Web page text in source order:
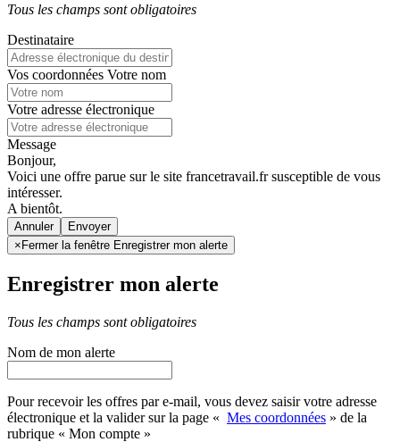
Tous les champs sont obligatoires
Destinataire
Vos coordonnées Votre nom
Votre adresse électronique
Message
Bonjour,
Voici une offre parue sur le site francetravail.fr susceptible de vous
intéresser.
A bientôt.
Annuler
× Fermer la fenêtre Enregistrer mon alerte
Enregistrer mon alerte
Tous les champs sont obligatoires
Nom de mon alerte
Pour recevoir les offres par e-mail, vous devez saisir votre adresse
électronique et la valider sur la page « Mes coordonnées » de la
rubrique « Mon compte »